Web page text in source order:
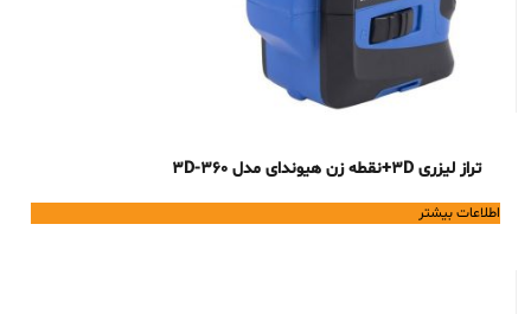
تراز لیزری 3D+نقطه زن هیوندای مدل 3D-360
اطلاعات بیشتر